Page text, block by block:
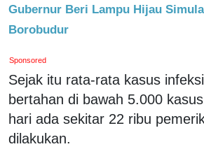
Gubernur Beri Lampu Hijau
Borobudur
Sponsored
Sejak itu rata-rata kasus
bertahan di bawah 5.000
hari ada sekitar 22 ribu
dilakukan.